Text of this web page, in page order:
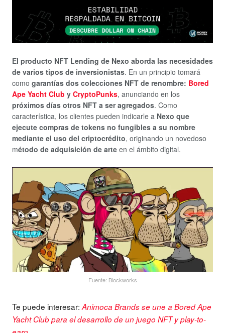
El producto NFT Lending de Nexo aborda las necesidades
de varios tipos de inversionistas. En un principio tomará
como garantías dos colecciones NFT de renombre: Bored
Ape Yacht Club y CryptoPunks, anunciando en los
próximos días otros NFT a ser agregados. Como
característica, los clientes pueden indicarle a Nexo que
ejecute compras de tokens no fungibles a su nombre
mediante el uso del criptocrédito, originando un novedoso
método de adquisición de arte en el ámbito digital.
Fuente: Blockworks
Te puede interesar: Animoca Brands se une a Bored Ape
Yacht Club para el desarrollo de un juego NFT y play-to-